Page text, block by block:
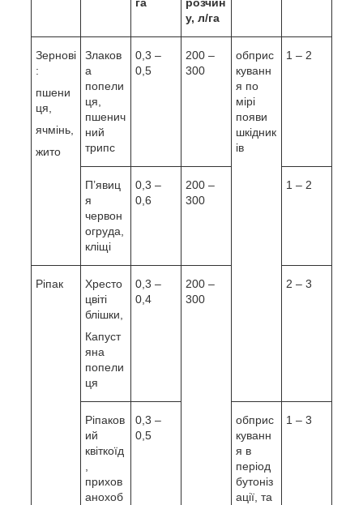
у, л/га
Зернові
:
пшени
ця,
ячмінь,
жито
Злаков
а
попели
ця,
пшенич
ний
трипс
0,3 –
0,5
200 –
300
обприс
куванн
я по
мірі
появи
шкідник
ів
1 – 2
П’явиц
я
червон
огруда,
кліщі
0,3 –
0,6
200 –
300
1 – 2
Ріпак
Хресто
цвіті
блішки,
Капуст
яна
попели
ця
0,3 –
0,4
200 –
300
2 – 3
Ріпаков
ий
квіткоїд
прихов
анохоб
0,3 –
0,5
обприс
куванн
я в
період
бутоніз
ації, та
1 – 3